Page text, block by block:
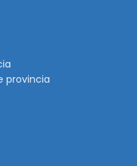
provincia